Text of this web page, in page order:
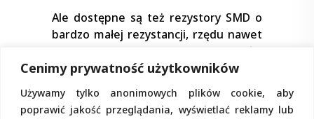
Cenimy prywatność użytkowników
Używamy tylko anonimowych plików cookie, aby
poprawić jakość przeglądania, wyświetlać reklamy lub
Ale dostępne są też rezystory SMD o
bardzo małej rezystancji, rzędu nawet
pojedynczych miliomów. Litera R pełni
rolę przecinka i wskazuje, że
przecinka może pełnić też litera L, ale